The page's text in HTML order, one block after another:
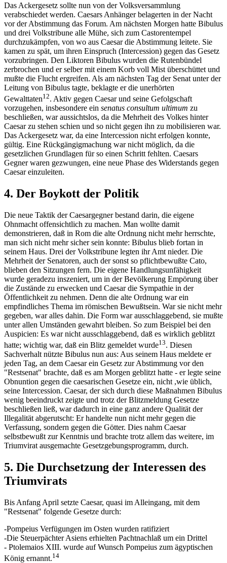
Das Ackergesetz sollte nun von der Volksversammlung
verabschiedet werden. Caesars Anhänger belagerten in der Nacht
vor der Abstimmung das Forum. Am nächsten Morgen hatte Bibulus
und drei Volkstribune alle Mühe, sich zum Castorentempel
durchzukämpfen, von wo aus Caesar die Abstimmung leitete. Sie
kamen zu spät, um ihren Einspruch (Intercession) gegen das Gesetz
vorzubringen. Den Liktoren Bibulus wurden die Rutenbündel
zerbrochen und er selber mit einem Korb voll Mist überschüttet und
mußte die Flucht ergreifen. Als am nächsten Tag der Senat unter der
Leitung von Bibulus tagte, beklagte er die unerhörten
Gewalttaten12. Aktiv gegen Caesar und seine Gefolgschaft
vorzugehen, insbesondere ein senatus consultum ultimum zu
beschließen, war aussichtslos, da die Mehrheit des Volkes hinter
Caesar zu stehen schien und so nicht gegen ihn zu mobilisieren war.
Das Ackergesetz war, da eine Intercession nicht erfolgen konnte,
gültig. Eine Rückgängigmachung war nicht möglich, da die
gesetzlichen Grundlagen für so einen Schritt fehlten. Caesars
Gegner waren gezwungen, eine neue Phase des Widerstands gegen
Caesar einzuleiten.
4. Der Boykott der Politik
Die neue Taktik der Caesargegner bestand darin, die eigene
Ohnmacht offensichtlich zu machen. Man wollte damit
demonstrieren, daß in Rom die alte Ordnung nicht mehr herrschte,
man sich nicht mehr sicher sein konnte: Bibulus blieb fortan in
seinem Haus. Drei der Volkstribune legten ihr Amt nieder. Die
Mehrheit der Senatoren, auch der sonst so pflichtbewußte Cato,
blieben den Sitzungen fern. Die eigene Handlungsunfähigkeit
wurde geradezu inszeniert, um in der Bevölkerung Empörung über
die Zustände zu erwecken und Caesar die Sympathie in der
Öffentlichkeit zu nehmen. Denn die alte Ordnung war ein
empfindliches Thema im römischen Bewußtsein. War sie nicht mehr
gegeben, war alles dahin. Die Form war ausschlaggebend, sie mußte
unter allen Umständen gewahrt bleiben. So zum Beispiel bei den
Auspicien: Es war nicht ausschlaggebend, daß es wirklich geblitzt
hatte; wichtig war, daß ein Blitz gemeldet wurde13. Diesen
Sachverhalt nützte Bibulus nun aus: Aus seinem Haus meldete er
jeden Tag, an dem Caesar ein Gesetz zur Abstimmung vor den
"Restsenat" brachte, daß es am Morgen geblitzt hatte - er legte seine
Obnuntion gegen die caesarischen Gesetze ein, nicht ,wie üblich,
seine Intercession. Caesar, der sich durch diese Maßnahmen Bibulus
wenig beeindruckt zeigte und trotz der Blitzmeldung Gesetze
beschließen ließ, war dadurch in eine ganz andere Qualität der
Illegalität abgerutscht: Er handelte nun nicht mehr gegen die
Verfassung, sondern gegen die Götter. Dies nahm Caesar
selbstbewußt zur Kenntnis und brachte trotz allem das weitere, im
Triumvirat ausgemachte Gesetzgebungsprogramm, durch.
5. Die Durchsetzung der Interessen des
Triumvirats
Bis Anfang April setzte Caesar, quasi im Alleingang, mit dem
"Restsenat" folgende Gesetze durch:
-Pompeius Verfügungen im Osten wurden ratifiziert
-Die Steuerpächter Asiens erhielten Pachtnachlaß um ein Drittel
- Ptolemaios XIII. wurde auf Wunsch Pompeius zum ägyptischen
König ernannt.14